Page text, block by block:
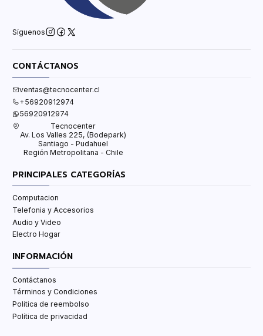
Síguenos
CONTÁCTANOS
ventas@tecnocenter.cl
+56920912974
56920912974
Tecnocenter
Av. Los Valles 225, (Bodepark)
Santiago - Pudahuel
Región Metropolitana - Chile
PRINCIPALES CATEGORÍAS
Computacion
Telefonia y Accesorios
Audio y Video
Electro Hogar
INFORMACIÓN
Contáctanos
Términos y Condiciones
Politica de reembolso
Política de privacidad